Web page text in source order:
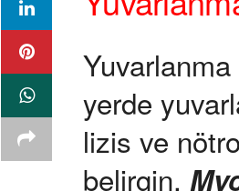
Yuvarlanma
yerde
lizis ve
belirgin,